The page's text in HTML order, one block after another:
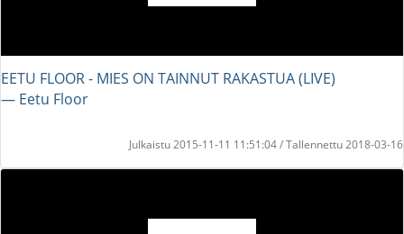
EETU FLOOR - MIES ON TAINNUT RAKASTUA (LIVE)
― Eetu Floor
Julkaistu 2015-11-11 11:51:04 / Tallennettu 2018-03-16